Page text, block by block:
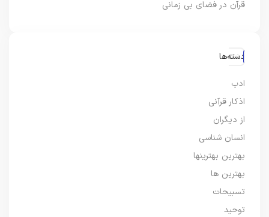
قرآن در فضای بی زمانی
دسته‌ها
ادب
اذکار قرآنی
از دیگران
انسان شناسی
بهترین بهترینها
بهترین ها
تسبیحات
توحید